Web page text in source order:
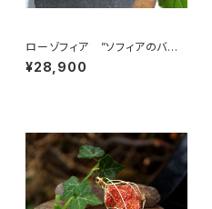
ローゾフィア ”ソフィアのバラ”
世界の調和、愛、美の意識、真実
¥28,900